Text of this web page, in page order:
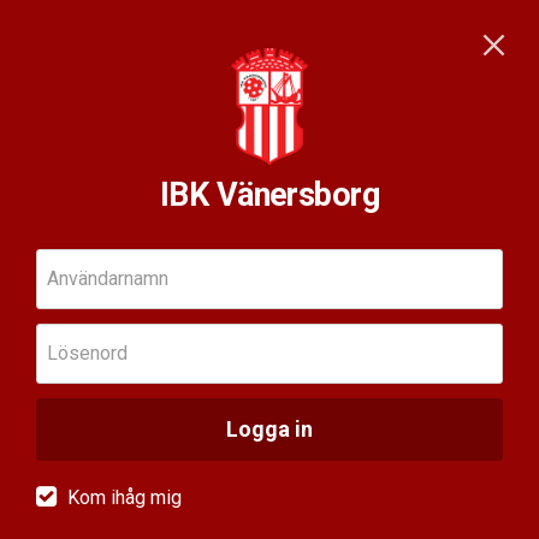
IBK Vänersborg
Användarnamn
Lösenord
Logga in
Kom ihåg mig